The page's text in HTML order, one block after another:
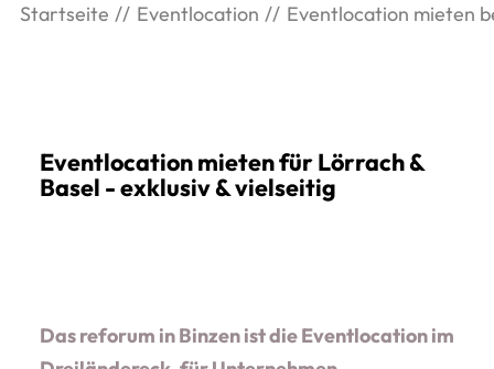
Startseite Eventlocation Eventlocation mieten
Eventlocation mieten für Lörrach &
Basel - exklusiv & vielseitig
Das reforum in Binzen ist die Eventlocation im